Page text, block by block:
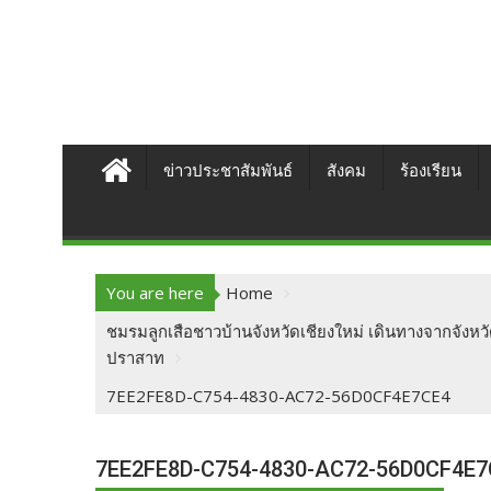
ข่าวประชาสัมพันธ์ สังคม ร้องเรียน
You are here
Home
ชมรมลูกเสือชาวบ้านจังหวัดเชียงใหม่ เดินทางจากจั
ปราสาท
7EE2FE8D-C754-4830-AC72-56D0CF4E7CE4
7EE2FE8D-C754-4830-AC72-